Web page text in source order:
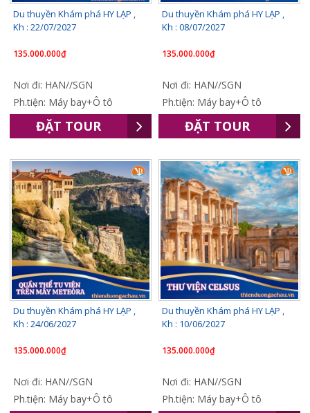
Du thuyền Khám phá HY LẠP ,
Kh : 22/07/2027
135.000.000₫
Nơi đi: HAN//SGN
Ph.tiện: Máy bay+Ô tô
ĐẶT TOUR
Du thuyền Khám phá HY LẠP ,
Kh : 08/07/2027
135.000.000₫
Nơi đi: HAN//SGN
Ph.tiện: Máy bay+Ô tô
ĐẶT TOUR
Du thuyền Khám phá HY LẠP ,
Kh : 24/06/2027
135.000.000₫
Nơi đi: HAN//SGN
Ph.tiện: Máy bay+Ô tô
Du thuyền Khám phá HY LẠP ,
Kh : 10/06/2027
135.000.000₫
Nơi đi: HAN//SGN
Ph.tiện: Máy bay+Ô tô